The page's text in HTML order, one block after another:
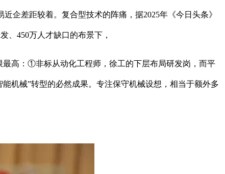
企差距较着。复合型技术的阵痛，据2025年《今日头条》
、450万人才缺口的布景下，
高：①非标从动化工程师，徐工的下层布局研发岗，而平
机械”转型的必然成果。专注保守机械设想，相当于额外多